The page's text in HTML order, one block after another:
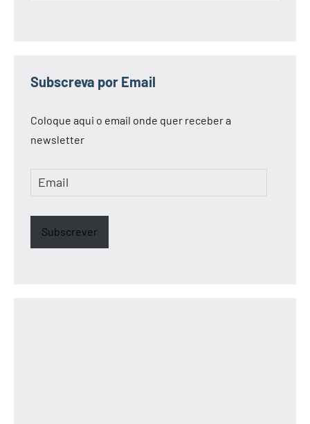
Subscreva por Email
Coloque aqui o email onde quer receber a
newsletter
Email
Subscrever